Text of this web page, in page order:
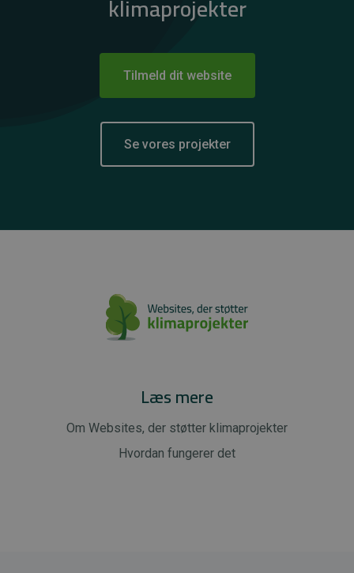
klimaprojekter
Tilmeld dit website
Se vores projekter
Læs mere
Om Websites, der støtter klimaprojekter
Hvordan fungerer det